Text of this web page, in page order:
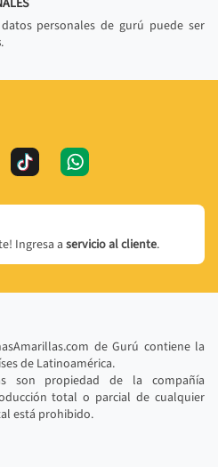
personales de gurú puede ser
.
Ingresa a servicio al cliente.
de Gurú contiene la
de Latinoamérica.
son propiedad de la compañía
total o parcial de cualquier
está prohibido.